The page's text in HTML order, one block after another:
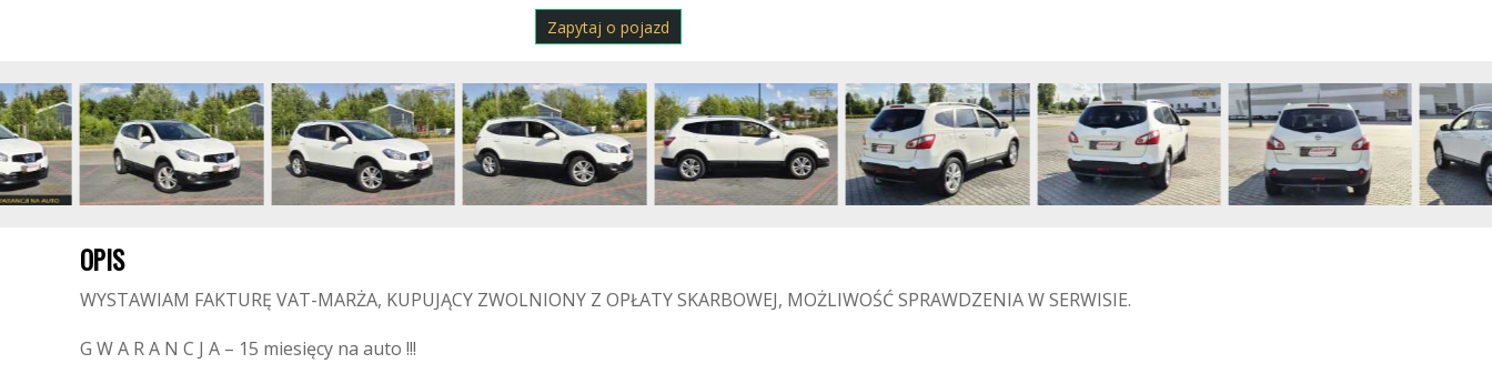
Zapytaj o pojazd
OPIS
WYSTAWIAM FAKTURĘ VAT-MARŻA, KUPUJĄCY ZWOLNIONY Z OPŁATY SKARBOWEJ, MOŻLIWOŚĆ SPRAWDZENIA W SERWISIE.
G W A R A N C J A – 15 miesięcy na auto !!!